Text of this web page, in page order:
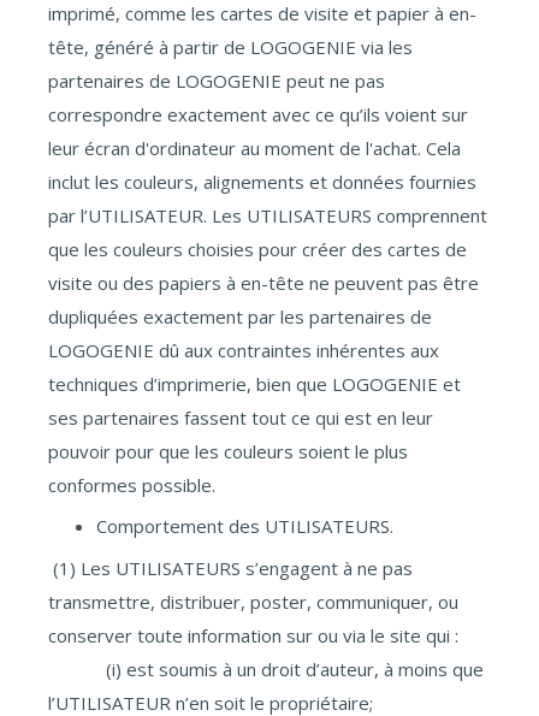
imprimé, comme les cartes de visite et papier à en-
tête, généré à partir de LOGOGENIE via les
partenaires de LOGOGENIE peut ne pas
correspondre exactement avec ce qu’ils voient sur
leur écran d'ordinateur au moment de l'achat. Cela
inclut les couleurs, alignements et données fournies
par l’UTILISATEUR. Les UTILISATEURS comprennent
que les couleurs choisies pour créer des cartes de
visite ou des papiers à en-tête ne peuvent pas être
dupliquées exactement par les partenaires de
LOGOGENIE dû aux contraintes inhérentes aux
techniques d’imprimerie, bien que LOGOGENIE et
ses partenaires fassent tout ce qui est en leur
pouvoir pour que les couleurs soient le plus
conformes possible.
Comportement des UTILISATEURS.
(1) Les UTILISATEURS s’engagent à ne pas
transmettre, distribuer, poster, communiquer, ou
conserver toute information sur ou via le site qui :
(i) est soumis à un droit d’auteur, à moins que
l’UTILISATEUR n’en soit le propriétaire;